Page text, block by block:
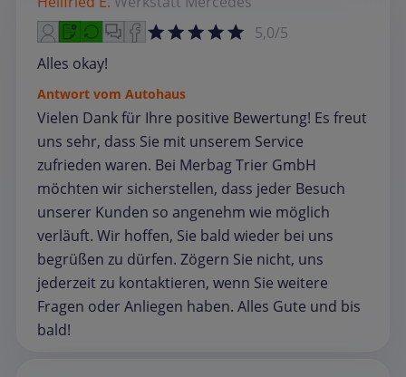
5,0/5
Alles okay!
Antwort vom Autohaus
Vielen Dank für Ihre positive Bewertung! Es freut
uns sehr, dass Sie mit unserem Service
zufrieden waren. Bei Merbag Trier GmbH
möchten wir sicherstellen, dass jeder Besuch
unserer Kunden so angenehm wie möglich
verläuft. Wir hoffen, Sie bald wieder bei uns
begrüßen zu dürfen. Zögern Sie nicht, uns
jederzeit zu kontaktieren, wenn Sie weitere
Fragen oder Anliegen haben. Alles Gute und bis
bald!